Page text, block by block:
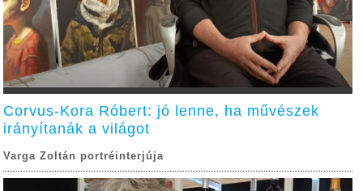
Corvus-Kora Róbert: jó lenne, ha művészek
irányítanák a világot
Varga Zoltán portréinterjúja